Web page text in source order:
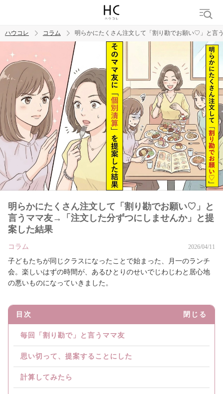
トレンド ワード
男の本音 男ウケ NG行動 彼女 イイ女 婚活
ハウコレ コラム 明らかにたくさん注文して「割り勘でお願い♡」と言
明らかにたくさん注文して「割り勘でお願い♡」と
言うママ友→「注文した分ずつにしませんか」と提
案した結果
コラム 2026/04/11
子どもたちが同じクラスになったことで始まった、月一のランチ
会。楽しいはずの時間が、あるひとりのせいでじわじわと居心地
の悪いものになっていきました。
目次 閉じる
毎回「割り勘で」と言うママ友
思い切って、提案することにした
計算してみたら